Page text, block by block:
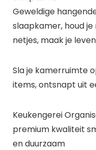
Geweldige
slaapkamer, houd
netjes, maak je
Sla je kamerruimte
items, ontsnapt uit
Keukengerei
premium kwaliteit
en duurzaam